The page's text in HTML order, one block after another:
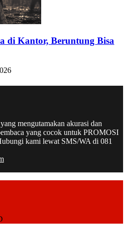
di Kantor, Beruntung Bisa
mengutamakan akurasi dan
yang cocok untuk PROMOSI
kami lewat SMS/WA di 081